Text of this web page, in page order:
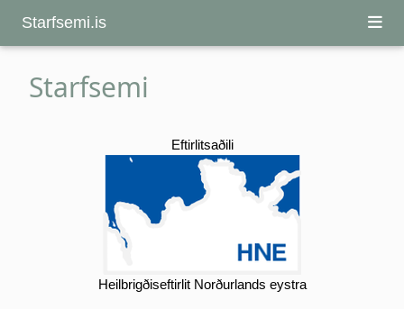
Starfsemi.is
Starfsemi
Eftirlitsaðili
Heilbrigðiseftirlit Norðurlands eystra